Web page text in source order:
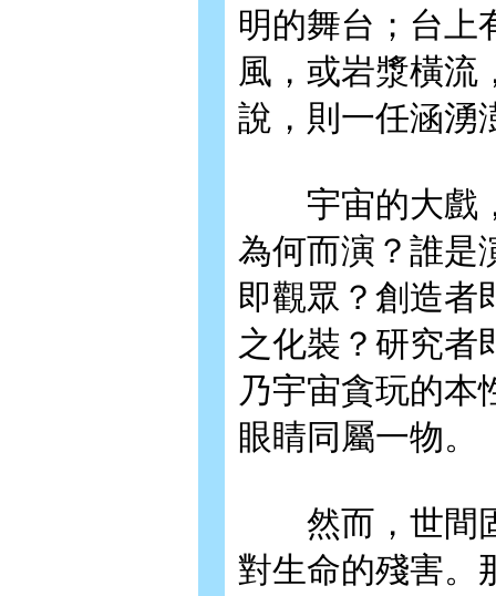
明的舞台；台上
風，或岩漿橫流
說，則一任涵湧
宇宙的大戲，
為何而演？誰是
即觀眾？創造者
之化裝？研究者
乃宇宙貪玩的本
眼睛同屬一物。
然而，世間固
對生命的殘害。